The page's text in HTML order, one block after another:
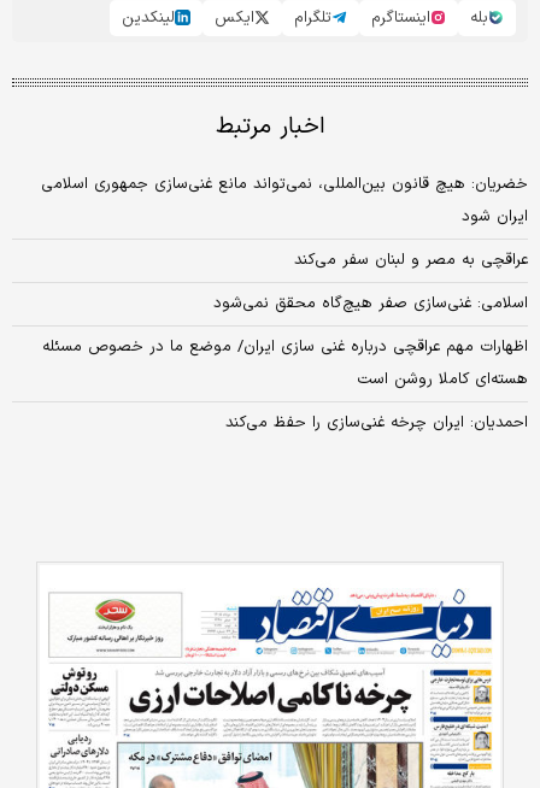
بله
اینستاگرم تلگرام ایکس لینکدین
اخبار مرتبط
خضریان: هیچ قانون بین‌المللی، نمی‌تواند مانع غنی‌سازی جمهوری اسلامی
ایران شود
عراقچی به مصر و لبنان سفر می‌کند
اسلامی: غنی‌سازی صفر هیچ‌گاه محقق نمی‌شود
اظهارات مهم عراقچی درباره غنی سازی ایران/ موضع ما در خصوص مسئله
هسته‌ای کاملا روشن است
احمدیان: ایران چرخه غنی‌سازی را حفظ می‌کند